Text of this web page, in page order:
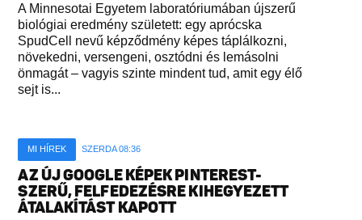
A Minnesotai Egyetem laboratóriumában újszerű
biológiai eredmény született: egy aprócska
SpudCell nevű képződmény képes táplálkozni,
növekedni, versengeni, osztódni és lemásolni
önmagát – vagyis szinte mindent tud, amit egy élő
sejt is...
MI HÍREK SZERDA 08:36
AZ ÚJ GOOGLE KÉPEK PINTEREST-
SZERŰ, FELFEDEZÉSRE KIHEGYEZETT
ÁTALAKÍTÁST KAPOTT